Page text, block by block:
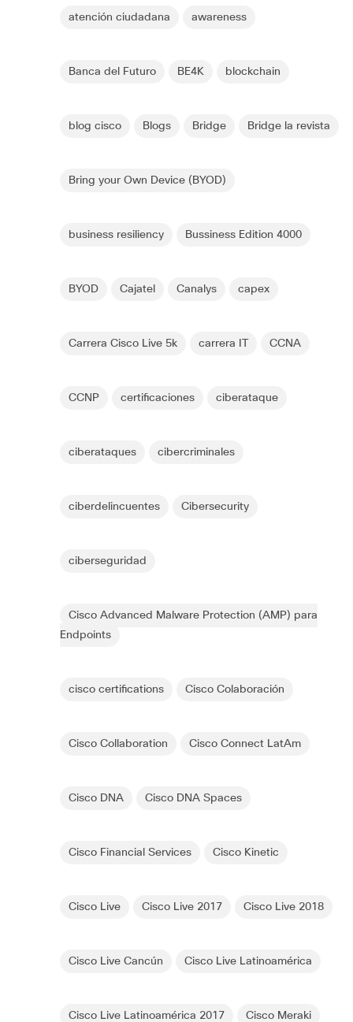
atención ciudadana awareness
Banca del Futuro BE4K blockchain
blog cisco Blogs Bridge Bridge la revista
Bring your Own Device (BYOD)
business resiliency Bussiness Edition 4000
BYOD Cajatel Canalys capex
Carrera Cisco Live 5k carrera IT CCNA
CCNP certificaciones ciberataque
ciberataques cibercriminales
ciberdelincuentes Cibersecurity
ciberseguridad
Cisco Advanced Malware Protection (AMP) para
Endpoints
cisco certifications Cisco Colaboración
Cisco Collaboration Cisco Connect LatAm
Cisco DNA Cisco DNA Spaces
Cisco Financial Services Cisco Kinetic
Cisco Live Cisco Live 2017 Cisco Live 2018
Cisco Live Cancún Cisco Live Latinoamérica
Cisco Live Latinoamérica 2017 Cisco Meraki